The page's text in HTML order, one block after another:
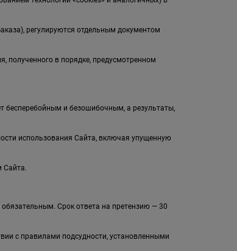
регулируются отдельным документом
полученного в порядке, предусмотренном
бесперебойным и безошибочным, а результаты,
использования Сайта, включая упущенную
Сайта.
Срок ответа на претензию — 30
с правилами подсудности, установленными